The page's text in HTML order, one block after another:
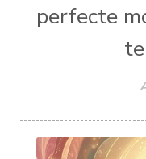
perfecte